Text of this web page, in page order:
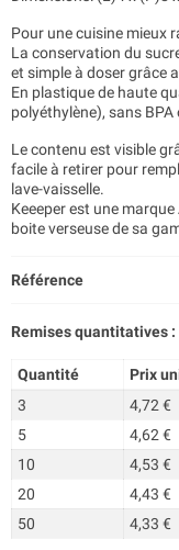
Pour une cuisine mieux
La conservation du
et simple à doser grâce
En plastique de haute
polyéthylène), sans
Le contenu est visible
facile à retirer pour
lave-vaisselle.
Keeeper est une
boite verseuse de sa
Référence
Remises quantitatives :
Quantité Prix
3
4,72 €
5
4,62 €
10
4,53 €
20
4,43 €
50
4,33 €